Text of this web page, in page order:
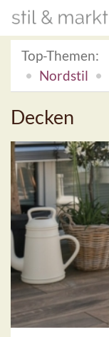
Top-Themen:
Nordstil
Decken